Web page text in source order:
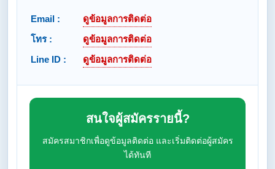
Email :
ดูข้อมูลการติดต่อ
โทร :
ดูข้อมูลการติดต่อ
Line ID :
ดูข้อมูลการติดต่อ
สนใจผู้สมัครรายนี้?
สมัครสมาชิกเพื่อดูข้อมูลติดต่อ และเริ่มติดต่อผู้สมัคร
ได้ทันที